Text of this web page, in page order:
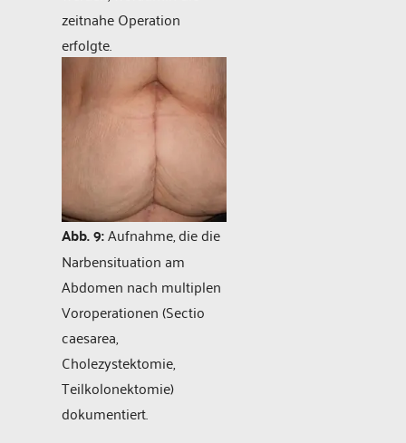
zeitnahe Operation
erfolgte.
Abb. 9:Aufnahme, die die
Narbensituation am
Abdomen nach multiplen
Voroperationen (Sectio
caesarea,
Cholezystektomie,
Teilkolonektomie)
dokumentiert.